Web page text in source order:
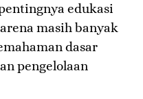
edukasi
masih banyak
dasar
pengelolaan